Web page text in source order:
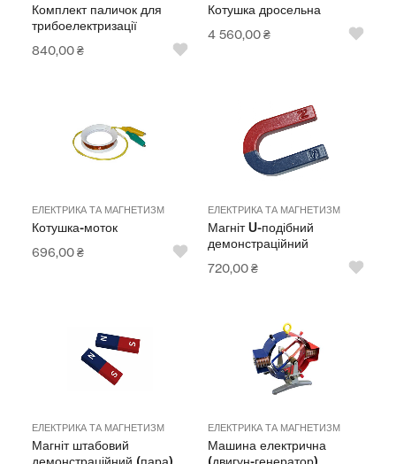
Комплект паличок для
трибоелектризації
840,00₴
Котушка дросельна
4 560,00₴
ЕЛЕКТРИКА ТА МАГНЕТИЗМ
Котушка-моток
696,00₴
ЕЛЕКТРИКА ТА МАГНЕТИЗМ
Магніт U-подібний
демонстраційний
720,00₴
ЕЛЕКТРИКА ТА МАГНЕТИЗМ
Магніт штабовий
ЕЛЕКТРИКА ТА МАГНЕТИЗМ
Машина електрична